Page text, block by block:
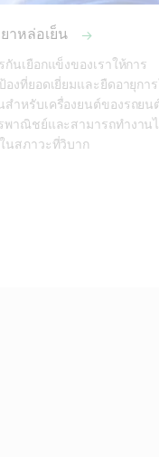
าหล่อเย็น
กันเยือกแข็งของเราให้การ
องที่ยอดเยี่ยมและยืดอายุกา
สำหรับเครื่องยนต์ของรถยน
พาณิชย์และสามารถทำงาน
นสภาวะที่วิบาก